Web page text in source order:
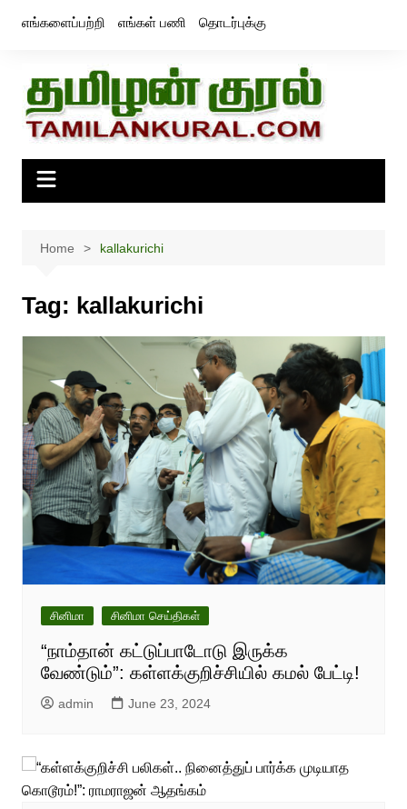
எங்களைப்பற்றி எங்கள் பணி தொடர்புக்கு
Home kallakurichi
Tag: kallakurichi
சினிமா சினிமா செய்திகள்
“நாம்தான் கட்டுப்பாடோடு இருக்க
வேண்டும்”: கள்ளக்குறிச்சியில் கமல் பேட்டி!
admin June 23, 2024